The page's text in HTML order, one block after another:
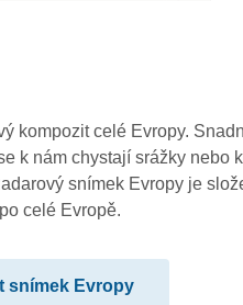
kompozit celé Evropy.
k nám chystají srážky nebo
snímek Evropy je
celé Evropě.
snímek Evropy